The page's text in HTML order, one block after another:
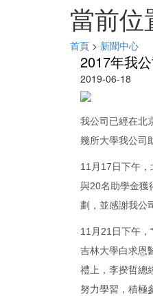
當前位
首頁 > 新聞中心
2017年我
2019-06-18
我公司已經在北
幾所大學我公司
11月17日下午，
與20名助學金獲
劃，並感謝我公
11月21日下午，
吉林大學白求恩
禮上，李揆哲總
努力學習，積極